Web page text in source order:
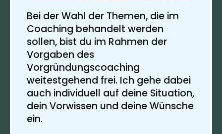
Bei der Wahl der Themen, die im
Coaching behandelt werden
sollen, bist du im Rahmen der
Vorgaben des
Vorgründungscoaching
weitestgehend frei. Ich gehe dabei
auch individuell auf deine Situation,
dein Vorwissen und deine Wünsche
ein.